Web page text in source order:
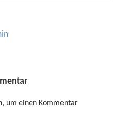
um einen Kommentar